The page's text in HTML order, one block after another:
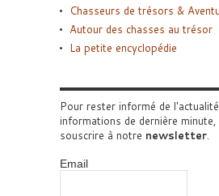
Chasseurs de trésors &
Autour des chasses au trésor
La petite encyclopédie
Pour rester informé de
informations de dernière
souscrire à notre newsletter.
Email